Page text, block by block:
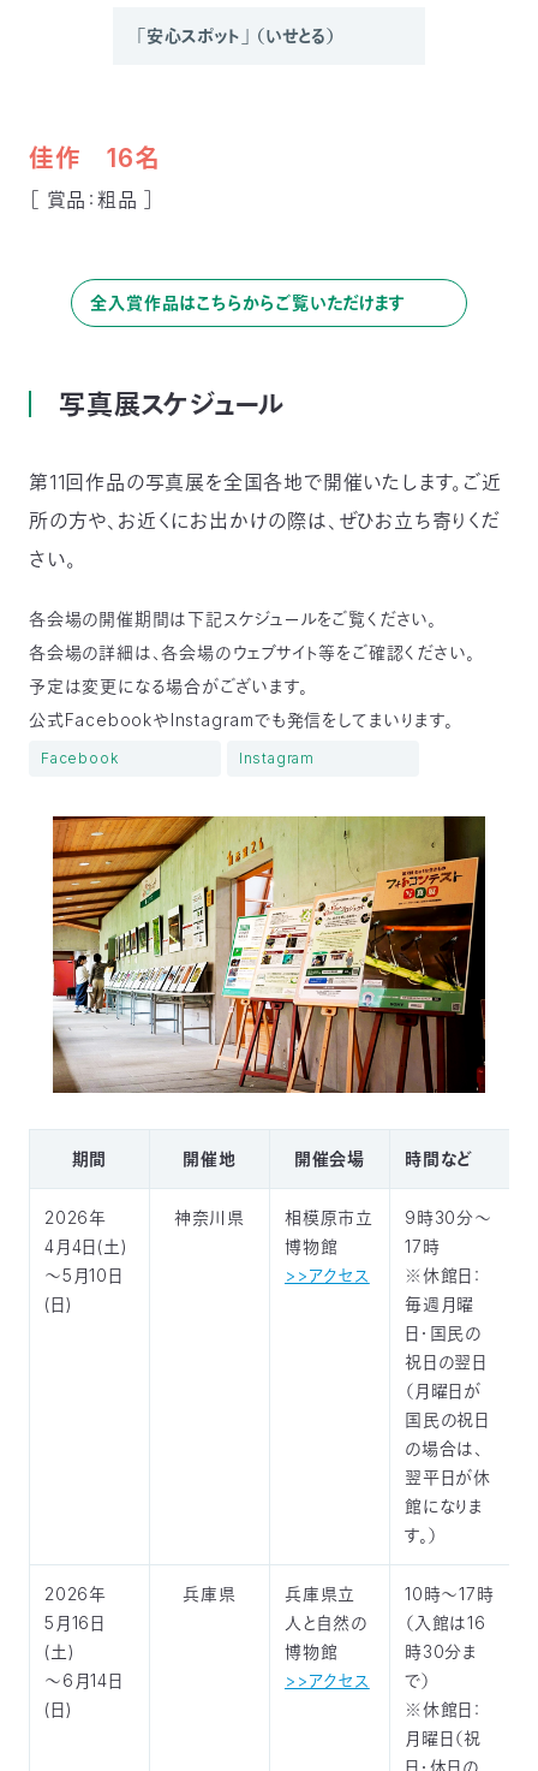
「安心スポット」 （いせとる）
佳作 16名
［ 賞品：粗品 ］
全入賞作品はこちらからご覧いただけます
写真展スケジュール
第11回作品の写真展を全国各地で開催いたします。ご近
所の方や、お近くにお出かけの際は、ぜひお立ち寄りくだ
さい。
各会場の開催期間は下記スケジュールをご覧ください。
各会場の詳細は、各会場のウェブサイト等をご確認ください。
予定は変更になる場合がございます。
公式FacebookやInstagramでも発信をしてまいります。
Facebook Instagram
期間 開催地 開催会場 時間など
2026年
4月4日(土)
～5月10日
(日)
神奈川県
相模原市立
博物館
>>アクセス
9時30分～
17時
※休館日：
毎週月曜
日・国民の
祝日の翌日
（月曜日が
国民の祝日
の場合は、
翌平日が休
館になりま
す。）
2026年
5月16日
(土)
～6月14日
(日)
兵庫県
兵庫県立
人と自然の
博物館
>>アクセス
10時～17時
（入館は16
時30分ま
で）
※休館日：
月曜日（祝